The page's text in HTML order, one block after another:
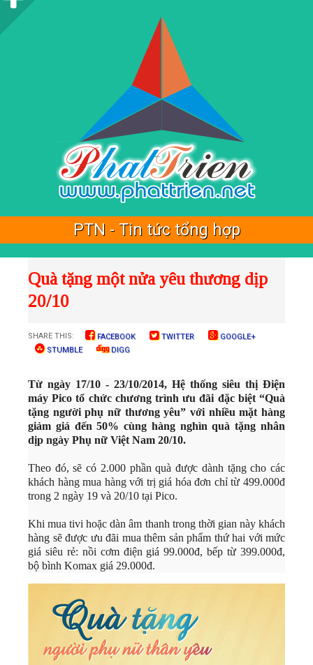
PTN - Tin tức tổng hợp
Quà tặng một nửa yêu thương dịp
20/10
SHARE THIS: FACEBOOK TWITTER
GOOGLE+
STUMBLE
DIGG
Từ ngày 17/10 - 23/10/2014, Hệ thống siêu thị Điện
máy Pico tổ chức chương trình ưu đãi đặc biệt “Quà
tặng người phụ nữ thương yêu” với nhiều mặt hàng
giảm giá đến 50% cùng hàng nghìn quà tặng nhân
dịp ngày Phụ nữ Việt Nam 20/10.
Theo đó, sẽ có 2.000 phần quà được dành tặng cho các
khách hàng mua hàng với trị giá hóa đơn chỉ từ 499.000đ
trong 2 ngày 19 và 20/10 tại Pico.
Khi mua tivi hoặc dàn âm thanh trong thời gian này khách
hàng sẽ được ưu đãi mua thêm sản phẩm thứ hai với mức
giá siêu rẻ: nồi cơm điện giá 99.000đ, bếp từ 399.000đ,
bộ bình Komax giá 29.000đ.